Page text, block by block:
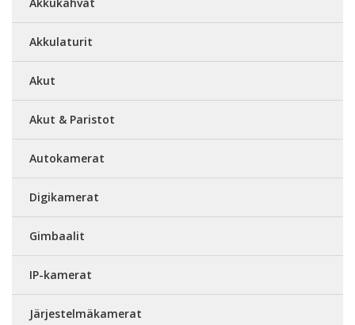
Akkulaturit
Akut
Akut & Paristot
Autokamerat
Digikamerat
Gimbaalit
IP-kamerat
Järjestelmäkamerat